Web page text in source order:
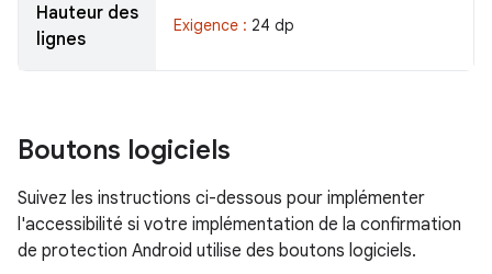
Hauteur des
lignes
Exigence : 24 dp
Boutons logiciels
Suivez les instructions ci-dessous pour implémenter
l'accessibilité si votre implémentation de la confirmation
de protection Android utilise des boutons logiciels.